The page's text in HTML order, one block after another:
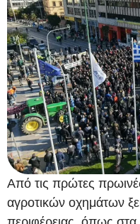
Από τις πρώτες
αγροτικών οχημάτων